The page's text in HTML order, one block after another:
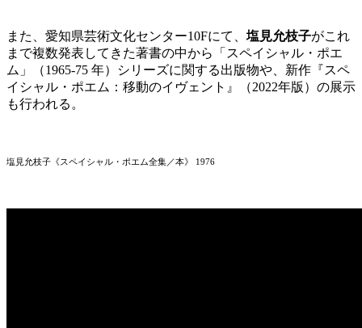
また、愛知県芸術文化センター10Fにて、 塩⾒允枝⼦がこれ
まで複数発表してきた著書の中から「スペイシャル・ポエ
ム」（1965-75 年）シリーズに関する出版物や、新作『スペ
イシャル・ポエム：移動のイヴェント』（2022年版）の展⽰
も行われる。
塩見允枝子《スペイシャル・ポエム全集／本》 1976